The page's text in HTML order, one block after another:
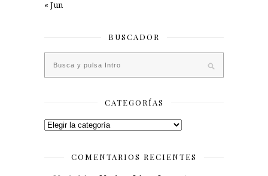
« Jun
BUSCADOR
CATEGORÍAS
Categorías
COMENTARIOS RECIENTES